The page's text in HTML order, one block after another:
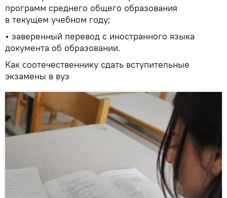
программ среднего общего образования
в текущем учебном году;
• заверенный перевод с иностранного языка
документа об образовании.
Как соотечественнику сдать вступительные
экзамены в вуз